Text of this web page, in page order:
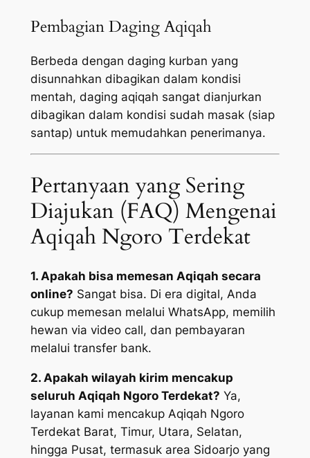
Pembagian Daging Aqiqah
Berbeda dengan daging kurban yang
disunnahkan dibagikan dalam kondisi
mentah, daging aqiqah sangat dianjurkan
dibagikan dalam kondisi sudah masak (siap
santap) untuk memudahkan penerimanya.
Pertanyaan yang Sering
Diajukan (FAQ) Mengenai
Aqiqah Ngoro Terdekat
1. Apakah bisa memesan Aqiqah secara
online? Sangat bisa. Di era digital, Anda
cukup memesan melalui WhatsApp, memilih
hewan via video call, dan pembayaran
melalui transfer bank.
2. Apakah wilayah kirim mencakup
seluruh Aqiqah Ngoro Terdekat? Ya,
layanan kami mencakup Aqiqah Ngoro
Terdekat Barat, Timur, Utara, Selatan,
hingga Pusat, termasuk area Sidoarjo yang